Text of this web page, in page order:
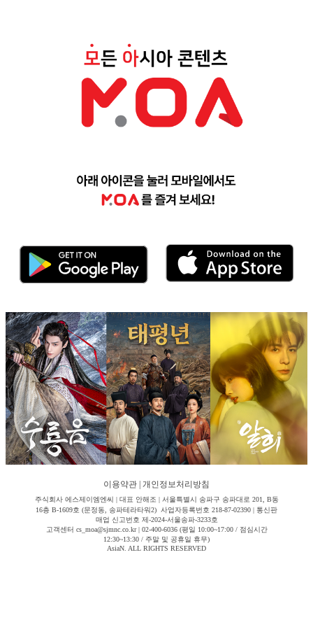
이용약관 개인정보처리방침
주식회사 에스제이엠엔씨 | 대표 안해조 | 서울특별시 송파구 송파대로 201, B동
16층 B-1609호 (문정동, 송파테라타워2) 사업자등록번호 218-87-02390 | 통신판
매업 신고번호 제-2024-서울송파-3233호
고객센터 cs_moa@sjmnc.co.kr | 02-400-6036 (평일 10:00~17:00 / 점심시간
12:30~13:30 / 주말 및 공휴일 휴무)
AsiaN. ALL RIGHTS RESERVED